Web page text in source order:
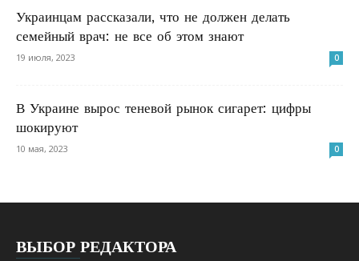
Украинцам рассказали, что не должен делать
семейный врач: не все об этом знают
19 июля, 2023 0
В Украине вырос теневой рынок сигарет: цифры
шокируют
10 мая, 2023 0
ВЫБОР РЕДАКТОРА